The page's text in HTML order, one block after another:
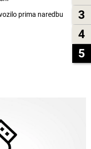
3
4
5
prima naredbu